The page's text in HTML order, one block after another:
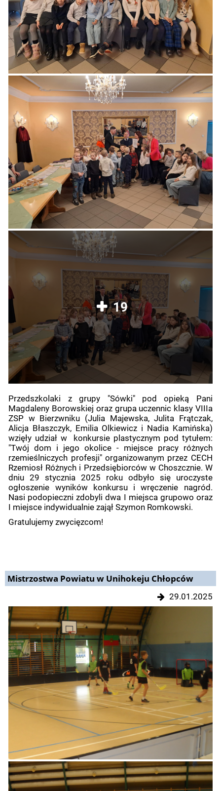
19
Przedszkolaki z grupy "Sówki" pod opieką Pani
Magdaleny Borowskiej oraz grupa uczennic klasy VIIIa
ZSP w Bierzwniku (Julia Majewska, Julita Frątczak,
Alicja Błaszczyk, Emilia Olkiewicz i Nadia Kamińska)
wzięły udział w konkursie plastycznym pod tytułem:
"Twój dom i jego okolice - miejsce pracy różnych
rzemieślniczych profesji" organizowanym przez CECH
Rzemiosł Różnych i Przedsiębiorców w Choszcznie. W
dniu 29 stycznia 2025 roku odbyło się uroczyste
ogłoszenie wyników konkursu i wręczenie nagród.
Nasi podopieczni zdobyli dwa I miejsca grupowo oraz
I miejsce indywidualnie zajął Szymon Romkowski.
Gratulujemy zwycięzcom!
Mistrzostwa Powiatu w Unihokeju Chłopców
29.01.2025